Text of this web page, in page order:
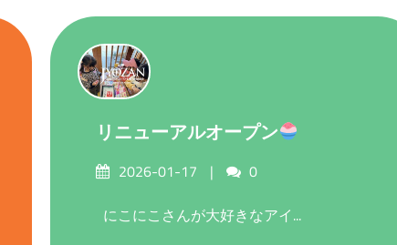
リニューアルオープン
Posted2026-01-17 Comments
0
にこにこさんが大好きなアイ...